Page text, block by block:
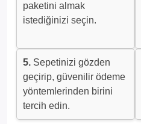
paketini almak
istediğinizi seçin.
5. Sepetinizi gözden
geçirip, güvenilir ödeme
yöntemlerinden birini
tercih edin.